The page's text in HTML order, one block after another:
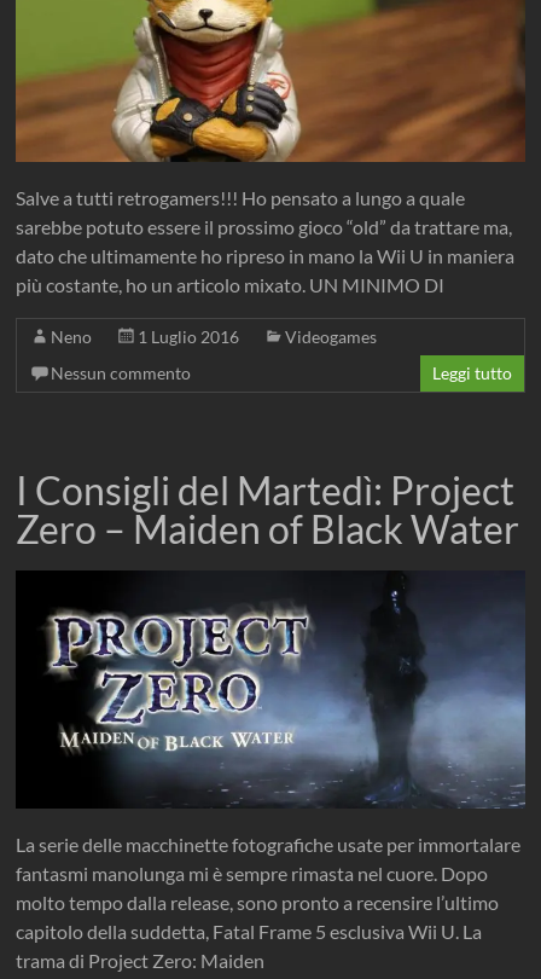
Salve a tutti retrogamers!!! Ho pensato a lungo a quale
sarebbe potuto essere il prossimo gioco “old” da trattare ma,
dato che ultimamente ho ripreso in mano la Wii U in maniera
più costante, ho un articolo mixato. UN MINIMO DI
Neno 1 Luglio 2016
Videogames
Nessun commento
Leggi tutto
I Consigli del Martedì: Project
Zero – Maiden of Black Water
La serie delle macchinette fotografiche usate per immortalare
fantasmi manolunga mi è sempre rimasta nel cuore. Dopo
molto tempo dalla release, sono pronto a recensire l’ultimo
capitolo della suddetta, Fatal Frame 5 esclusiva Wii U. La
trama di Project Zero: Maiden